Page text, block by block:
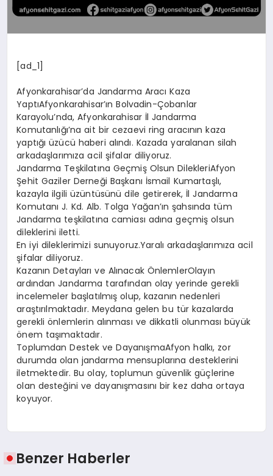
[ad_1]
Afyonkarahisar’da Jandarma Aracı Kaza
YaptıAfyonkarahisar’ın Bolvadin-Çobanlar
Karayolu’nda, Afyonkarahisar İl Jandarma
Komutanlığı’na ait bir cezaevi ring aracının kaza
yaptığı üzücü haberi alındı. Kazada yaralanan silah
arkadaşlarımıza acil şifalar diliyoruz.
Jandarma Teşkilatına Geçmiş Olsun DilekleriAfyon
Şehit Gaziler Derneği Başkanı İsmail Kumartaşlı,
kazayla ilgili üzüntüsünü dile getirerek, İl Jandarma
Komutanı J. Kd. Alb. Tolga Yağan’ın şahsında tüm
Jandarma teşkilatına camiası adına geçmiş olsun
dileklerini iletti.
En iyi dileklerimizi sunuyoruz.Yaralı arkadaşlarımıza acil
şifalar diliyoruz.
Kazanın Detayları ve Alınacak ÖnlemlerOlayın
ardından Jandarma tarafından olay yerinde gerekli
incelemeler başlatılmış olup, kazanın nedenleri
araştırılmaktadır. Meydana gelen bu tür kazalarda
gerekli önlemlerin alınması ve dikkatli olunması büyük
önem taşımaktadır.
Toplumdan Destek ve DayanışmaAfyon halkı, zor
durumda olan jandarma mensuplarına desteklerini
iletmektedir. Bu olay, toplumun güvenlik güçlerine
olan desteğini ve dayanışmasını bir kez daha ortaya
koyuyor.
Benzer Haberler